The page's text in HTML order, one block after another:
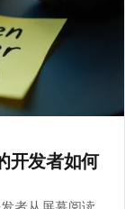
开发者如何